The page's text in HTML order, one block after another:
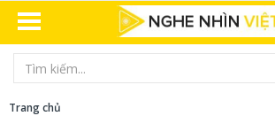
Trang chủ